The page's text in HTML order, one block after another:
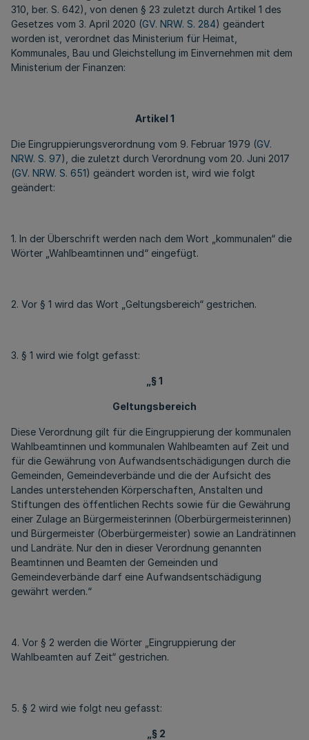
310, ber. S. 642), von denen § 23 zuletzt durch Artikel 1 des
Gesetzes vom 3. April 2020 (GV. NRW. S. 284) geändert
worden ist, verordnet das Ministerium für Heimat,
Kommunales, Bau und Gleichstellung im Einvernehmen mit dem
Ministerium der Finanzen:
Artikel 1
Die Eingruppierungsverordnung vom 9. Februar 1979 (GV.
NRW. S. 97), die zuletzt durch Verordnung vom 20. Juni 2017
(GV. NRW. S. 651) geändert worden ist, wird wie folgt
geändert:
1. In der Überschrift werden nach dem Wort „kommunalen“ die
Wörter „Wahlbeamtinnen und“ eingefügt.
2. Vor § 1 wird das Wort „Geltungsbereich“ gestrichen.
3. § 1 wird wie folgt gefasst:
„§ 1
Geltungsbereich
Diese Verordnung gilt für die Eingruppierung der kommunalen
Wahlbeamtinnen und kommunalen Wahlbeamten auf Zeit und
für die Gewährung von Aufwandsentschädigungen durch die
Gemeinden, Gemeindeverbände und die der Aufsicht des
Landes unterstehenden Körperschaften, Anstalten und
Stiftungen des öffentlichen Rechts sowie für die Gewährung
einer Zulage an Bürgermeisterinnen (Oberbürgermeisterinnen)
und Bürgermeister (Oberbürgermeister) sowie an Landrätinnen
und Landräte. Nur den in dieser Verordnung genannten
Beamtinnen und Beamten der Gemeinden und
Gemeindeverbände darf eine Aufwandsentschädigung
gewährt werden.“
4. Vor § 2 werden die Wörter „Eingruppierung der
Wahlbeamten auf Zeit“ gestrichen.
5. § 2 wird wie folgt neu gefasst:
„§ 2